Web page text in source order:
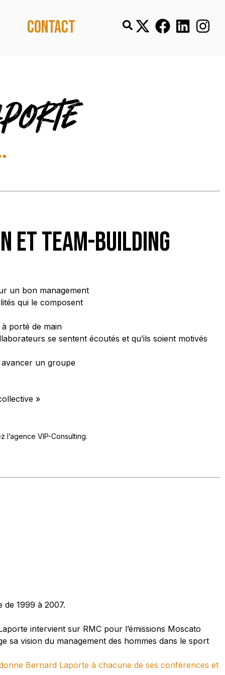
Contact
et TEAM-BUILDING
un bon management
qui le composent
porté de main
se sentent écoutés et qu’ils soient motivés
un groupe
»
VIP-Consulting.
1999 à 2007.
intervient sur RMC pour l’émissions Moscato
sa vision du management des hommes dans le sport
Bernard Laporte à chacune de ses conférences et